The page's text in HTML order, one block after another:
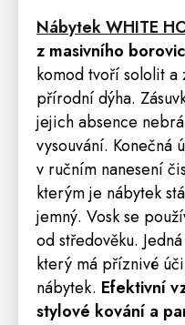
Nábytek WHITE
z masivního
komod tvoří sololit a
přírodní dýha.
jejich absence
vysouvání. Konečná
v ručním nanesení
kterým je nábytek
jemný. Vosk se
od středověku.
který má příznivé
nábytek. Efektivní
stylové kování a